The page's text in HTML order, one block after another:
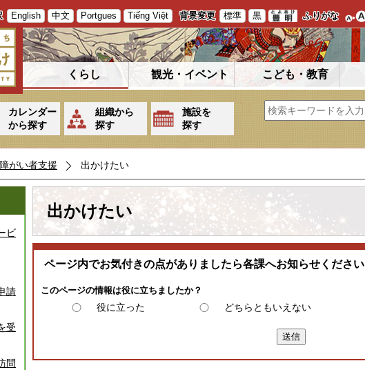
English 中文 Portgues Tiếng Việt 背景変更 標準 黒 ふりがな
くらし 観光・イベント こども・教育
カレンダー
から探す
組織から
探す
施設を
探す
障がい者支援 出かけたい
ビ
請
受
問
出かけたい
ページ内でお気付きの点がありましたら各課へお知らせください
このページの情報は役に立ちましたか？
役に立った どちらともいえない